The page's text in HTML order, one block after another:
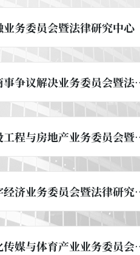
业务委员会暨法律研究中心
国浩民商事
国浩建设工程
国浩数字经
国浩文化传媒